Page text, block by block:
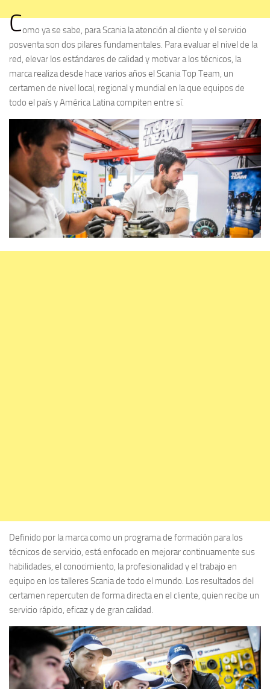
Como ya se sabe, para Scania la atención al cliente y el servicio
posventa son dos pilares fundamentales. Para evaluar el nivel de la
red, elevar los estándares de calidad y motivar a los técnicos, la
marca realiza desde hace varios años el Scania Top Team, un
certamen de nivel local, regional y mundial en la que equipos de
todo el país y América Latina compiten entre sí.
Definido por la marca como un programa de formación para los
técnicos de servicio, está enfocado en mejorar continuamente sus
habilidades, el conocimiento, la profesionalidad y el trabajo en
equipo en los talleres Scania de todo el mundo. Los resultados del
certamen repercuten de forma directa en el cliente, quien recibe un
servicio rápido, eficaz y de gran calidad.